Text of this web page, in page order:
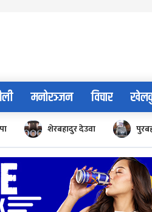
मनोरञ्जन विचार
शेरबहादुर देउवा